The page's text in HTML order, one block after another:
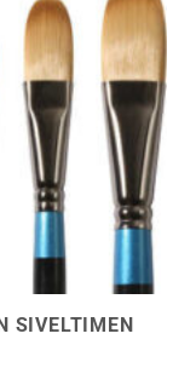
SIVELTIMEN